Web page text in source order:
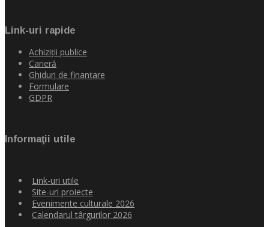
Link-uri rapide
Achiziţii publice
Carieră
Ghiduri de finanţare
Formulare
GDPR
Informaţii utile
Link-uri utile
Site-uri proiecte
Evenimente culturale 2026
Calendarul târgurilor 2026